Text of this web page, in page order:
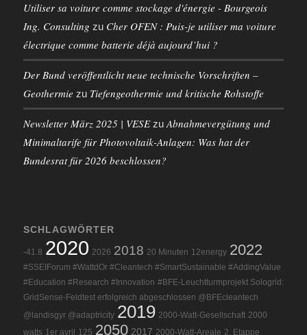
Utiliser sa voiture comme stockage d'énergie - Bourgeois
Ing. Consulting zu Cher OFEN : Puis-je utiliser ma voiture
électrique comme batterie déjà aujourd’hui ?
Der Bund veröffentlicht neue technische Vorschriften –
Geothermie zu Tiefengeothermie und kritische Rohstoffe
Newsletter März 2025 | VESEzu Abnahmevergütung und
Minimaltarife für Photovoltaik-Anlagen: Was hat der
Bundesrat für 2026 beschlossen?
SCHLAGWÖRTER
-41.8 2020 2026 2018 20 Minuten 12energy 2022
#SSEIForum #WattdOr #Cleantech #SmartSustainable #AddingValue
#Education #Research #Innovation #BFE-Leuchtturmprojekt Sologrid:
GridSense-Feldtest erfolgreich abgeschlossen @BFEcleantech
@landisgyr @adaptricity 2019 2000-Watt-Gesellschaft 2000
watts 1er avril 125 2050 2017 2000-Watt-Areale 2. Etappe